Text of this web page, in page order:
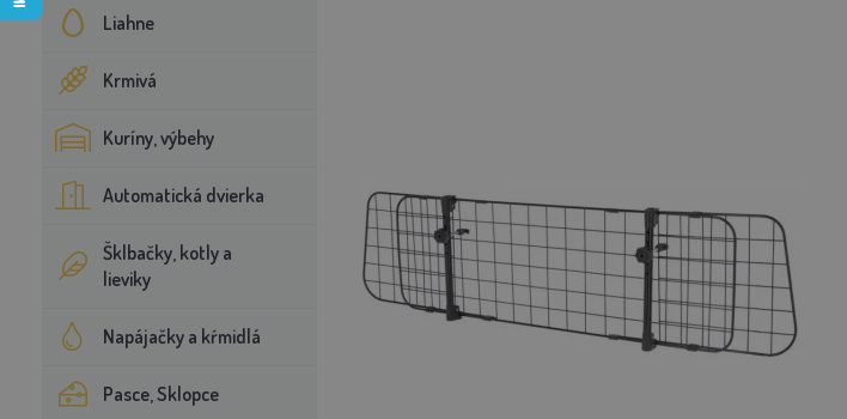
Liahne
Krmivá
Kuríny, výbehy
Automatická dvierka
Šklbačky, kotly a
lieviky
Napájačky a kŕmidlá
Pasce, Sklopce